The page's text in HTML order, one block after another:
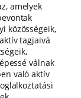
amelyek
közösségeik,
tagjaivá
válnak
való aktív